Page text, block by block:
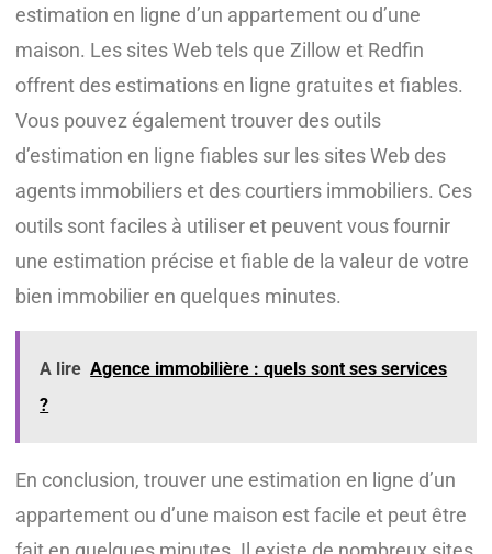
estimation en ligne d’un appartement ou d’une
maison. Les sites Web tels que Zillow et Redfin
offrent des estimations en ligne gratuites et fiables.
Vous pouvez également trouver des outils
d’estimation en ligne fiables sur les sites Web des
agents immobiliers et des courtiers immobiliers. Ces
outils sont faciles à utiliser et peuvent vous fournir
une estimation précise et fiable de la valeur de votre
bien immobilier en quelques minutes.
A lire Agence immobilière : quels sont ses services
?
En conclusion, trouver une estimation en ligne d’un
appartement ou d’une maison est facile et peut être